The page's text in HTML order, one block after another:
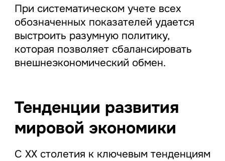
При систематическом учете всех
обозначенных показателей удается
выстроить разумную политику,
которая позволяет сбалансировать
внешнеэкономический обмен.
Тенденции развития
мировой экономики
С ХХ столетия к ключевым тенденциям